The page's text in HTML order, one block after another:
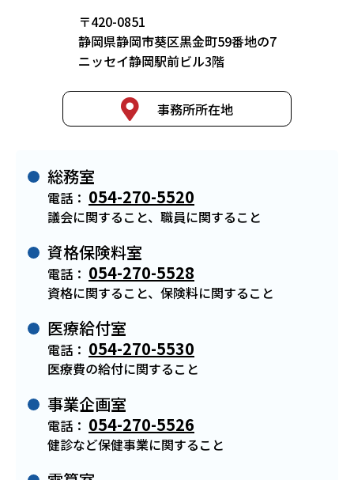
〒420-0851
静岡県静岡市葵区黒金町59番地の7
ニッセイ静岡駅前ビル3階
事務所所在地
総務室
電話： 054-270-5520
議会に関すること、職員に関すること
資格保険料室
電話： 054-270-5528
資格に関すること、保険料に関すること
医療給付室
電話： 054-270-5530
医療費の給付に関すること
事業企画室
電話： 054-270-5526
健診など保健事業に関すること